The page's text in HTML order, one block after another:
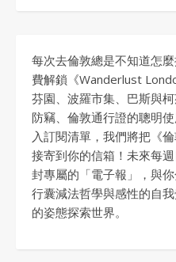
每次去倫敦總是不知道怎
費解鎖《Wanderlust
芬園、波羅市集、巴斯與
防竊、倫敦通行證的聰明
入訂閱清單，我們將把《
接寄到你的信箱！未來每
封專屬的「電子報」，與
行囊減法哲學與感性的自
的姿態探索世界。